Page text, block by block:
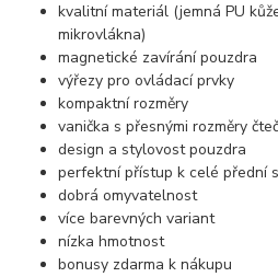
kvalitní materiál (jemná PU
mikrovlákna)
magnetické zavírání pouzdra
výřezy pro ovládací prvky
kompaktní rozměry
vanička s přesnými rozměry
design a stylovost pouzdra
perfektní přístup k celé přední
dobrá omyvatelnost
více barevných variant
nízka hmotnost
bonusy zdarma k nákupu